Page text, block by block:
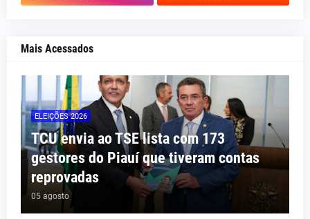
Mais Acessados
ELEIÇÕES 2026
TCU envia ao TSE lista com 173
gestores do Piauí que tiveram contas
reprovadas
05 agosto